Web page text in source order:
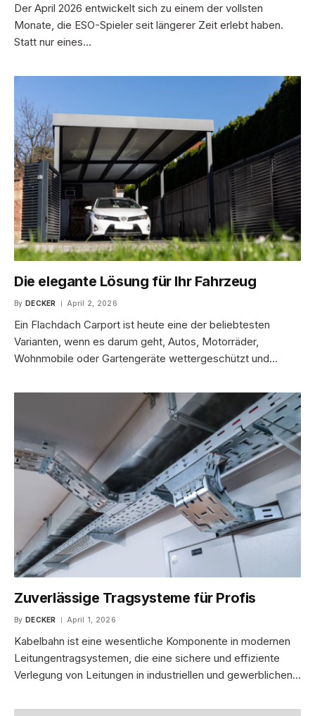
Der April 2026 entwickelt sich zu einem der vollsten
Monate, die ESO-Spieler seit längerer Zeit erlebt haben.
Statt nur eines…
Die elegante Lösung für Ihr Fahrzeug
By DECKER April 2, 2026
Ein Flachdach Carport ist heute eine der beliebtesten
Varianten, wenn es darum geht, Autos, Motorräder,
Wohnmobile oder Gartengeräte wettergeschützt und…
Zuverlässige Tragsysteme für Profis
By DECKER April 1, 2026
Kabelbahn ist eine wesentliche Komponente in modernen
Leitungentragsystemen, die eine sichere und effiziente
Verlegung von Leitungen in industriellen und gewerblichen…